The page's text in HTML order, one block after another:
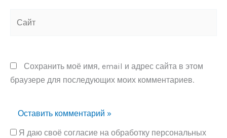
Сохранить моё имя, email и адрес сайта в этом
браузере для последующих моих комментариев.
Я даю своё согласие на обработку персональных